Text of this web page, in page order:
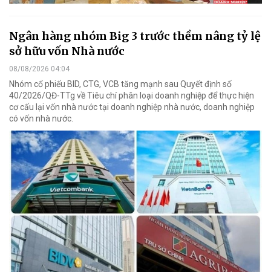
Ngân hàng nhóm Big 3 trước thềm nâng tỷ lệ
sở hữu vốn Nhà nước
08/08/2026 04:04
Nhóm cổ phiếu BID, CTG, VCB tăng mạnh sau Quyết định số
40/2026/QĐ-TTg về Tiêu chí phân loại doanh nghiệp để thực hiện
cơ cấu lại vốn nhà nước tại doanh nghiệp nhà nước, doanh nghiệp
có vốn nhà nước.